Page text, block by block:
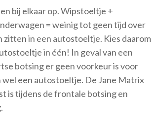
bij elkaar op. Wipstoeltje +
= weinig tot geen tijd over
zitten in een autostoeltje. Kies daarom
in één! In geval van een
botsing er geen voorkeur is voor
wel een autostoeltje. De Jane Matrix
is tijdens de frontale botsing en